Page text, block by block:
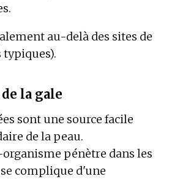
au-delà des sites de
la gale
sont une source facile
de la peau.
pénètre dans les
complique d'une